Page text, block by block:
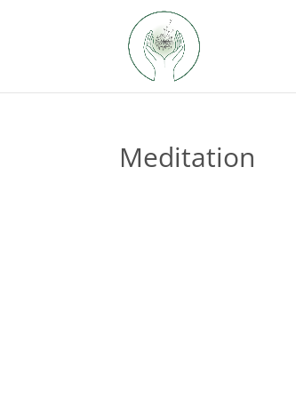
Meditation